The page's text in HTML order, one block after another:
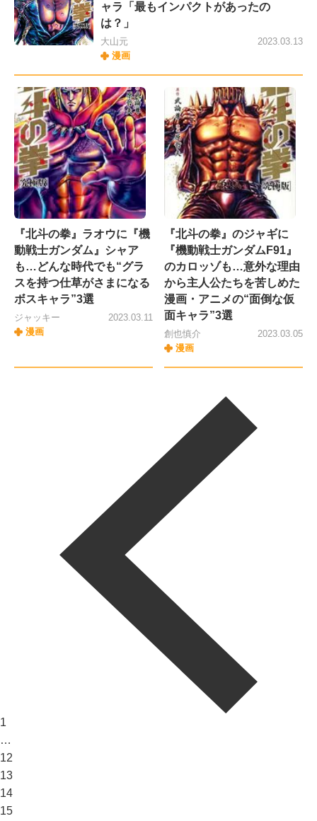
ャラ「最もインパクトがあったの
は？」
大山元
漫画
2023.03.13
『北斗の拳』ラオウに『機
動戦士ガンダム』シャア
も…どんな時代でも“グラ
スを持つ仕草がさまになる
ボスキャラ”3選
ジャッキー
漫画
2023.03.11
『北斗の拳』のジャギに
『機動戦士ガンダムF91』
のカロッゾも…意外な理由
から主人公たちを苦しめた
漫画・アニメの“面倒な仮
面キャラ”3選
創也慎介
漫画
2023.03.05
1
…
12
13
14
15